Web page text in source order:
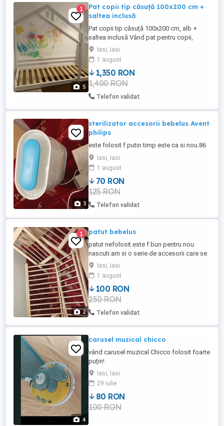
5
1
Pat copii tip căsuță 100x200 cm +
saltea inclusă
Pat copii tip căsuță 100x200 cm, alb +
saltea inclusă Vând pat pentru copii,
dimensiuni 100x200 cm, model tip căsuță,
culoare albă un design modern și jucăuș,
ideal pentru amenajarea unei camere de
vis pentru cei mici. Patul este solid,
confecționat din lemn (vopsit alb), foarte
stabil și rezistent. ...
Iasi, Iasi
1 august
1,350 RON
1,400 RON
Telefon validat
3
sterilizator accesorii bebelus Avent
philips
este folosit f putin timp este ca si nou.86
Iasi, Iasi
1 august
70 RON
125 RON
Telefon validat
2
1 patut bebelus
patut nefolosit.este f bun pentru nou
nascuti.am si o serie de accesorii care se
folosesc la asternutul bebelusului.
Iasi, Iasi
1 august
100 RON
250 RON
Telefon validat
4
carusel muzical chicco
vând carusel muzical Chicco folosit foarte
puțin!
Iasi, Iasi
29 iulie
80 RON
100 RON